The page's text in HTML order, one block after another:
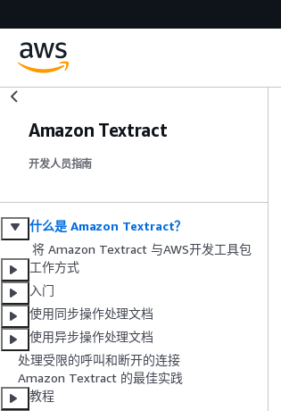
Amazon Textract
开发人员指南
什么是 Amazon Textract？
将 Amazon Textract 与AWS开发工具包
工作方式
入门
使用同步操作处理文档
使用异步操作处理文档
处理受限的呼叫和断开的连接
Amazon Textract 的最佳实践
教程